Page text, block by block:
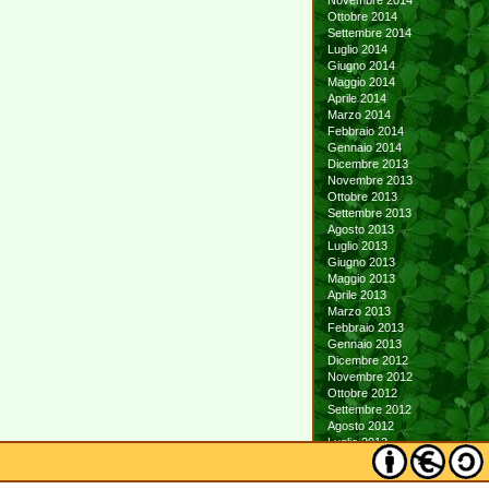
Ottobre 2014
Settembre 2014
Luglio 2014
Giugno 2014
Maggio 2014
Aprile 2014
Marzo 2014
Febbraio 2014
Gennaio 2014
Dicembre 2013
Novembre 2013
Ottobre 2013
Settembre 2013
Agosto 2013
Luglio 2013
Giugno 2013
Maggio 2013
Aprile 2013
Marzo 2013
Febbraio 2013
Gennaio 2013
Dicembre 2012
Novembre 2012
Ottobre 2012
Settembre 2012
Agosto 2012
Luglio 2012
Giugno 2012
Maggio 2012